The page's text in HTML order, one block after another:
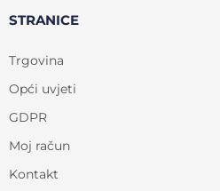
STRANICE
Trgovina
Opći uvjeti
GDPR
Moj račun
Kontakt